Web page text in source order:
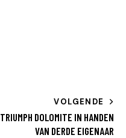
VOLGENDE
TRIUMPH DOLOMITE IN HANDEN
VAN DERDE EIGENAAR